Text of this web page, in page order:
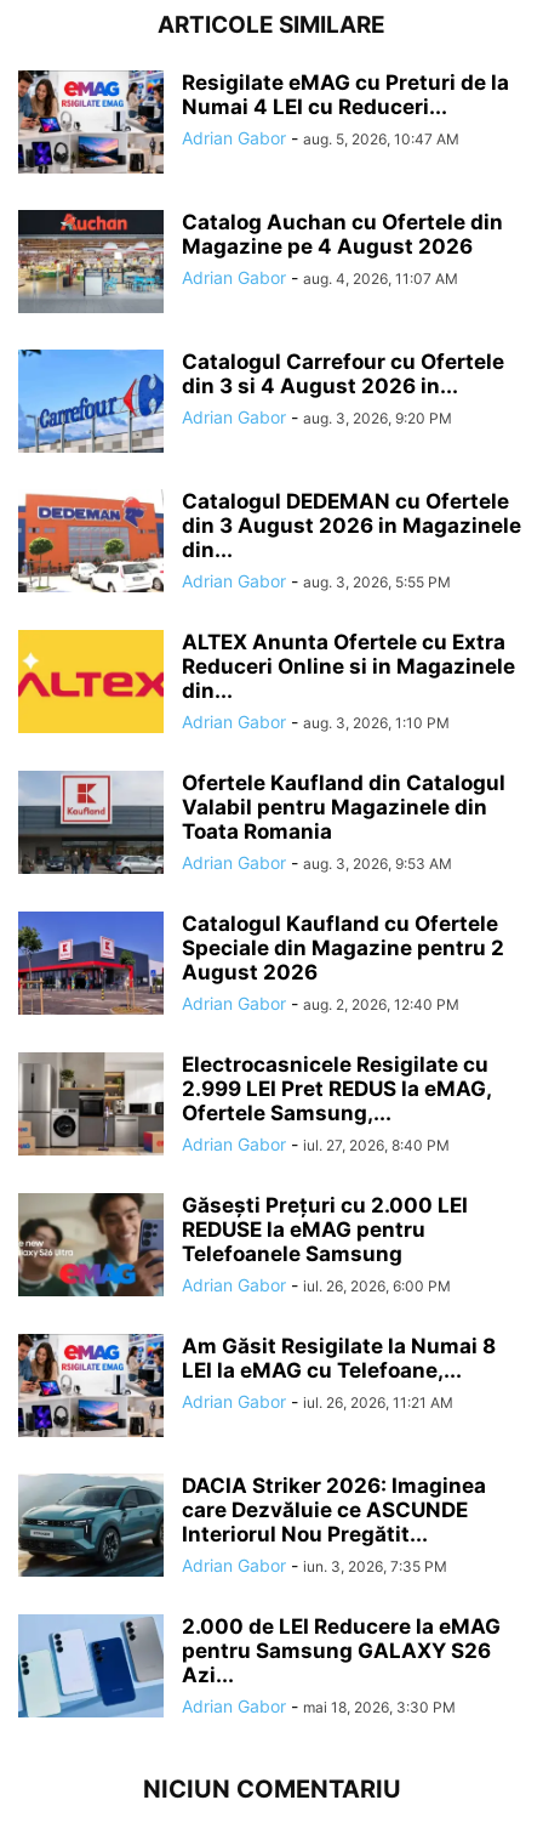
ARTICOLE SIMILARE
Resigilate eMAG cu Preturi de la
Numai 4 LEI cu Reduceri...
Adrian Gabor - aug. 5, 2026, 10:47 AM
Catalog Auchan cu Ofertele din
Magazine pe 4 August 2026
Adrian Gabor - aug. 4, 2026, 11:07 AM
Catalogul Carrefour cu Ofertele
din 3 si 4 August 2026 in...
Adrian Gabor - aug. 3, 2026, 9:20 PM
Catalogul DEDEMAN cu Ofertele
din 3 August 2026 in Magazinele
din...
Adrian Gabor - aug. 3, 2026, 5:55 PM
ALTEX Anunta Ofertele cu Extra
Reduceri Online si in Magazinele
din...
Adrian Gabor - aug. 3, 2026, 1:10 PM
Ofertele Kaufland din Catalogul
Valabil pentru Magazinele din
Toata Romania
Adrian Gabor - aug. 3, 2026, 9:53 AM
Catalogul Kaufland cu Ofertele
Speciale din Magazine pentru 2
August 2026
Adrian Gabor - aug. 2, 2026, 12:40 PM
Electrocasnicele Resigilate cu
2.999 LEI Pret REDUS la eMAG,
Ofertele Samsung,...
Adrian Gabor - iul. 27, 2026, 8:40 PM
Găsești Prețuri cu 2.000 LEI
REDUSE la eMAG pentru
Telefoanele Samsung
Adrian Gabor - iul. 26, 2026, 6:00 PM
Am Găsit Resigilate la Numai 8
LEI la eMAG cu Telefoane,...
Adrian Gabor - iul. 26, 2026, 11:21 AM
DACIA Striker 2026: Imaginea
care Dezvăluie ce ASCUNDE
Interiorul Nou Pregătit...
Adrian Gabor - iun. 3, 2026, 7:35 PM
2.000 de LEI Reducere la eMAG
pentru Samsung GALAXY S26
Azi...
Adrian Gabor - mai 18, 2026, 3:30 PM
NICIUN COMENTARIU